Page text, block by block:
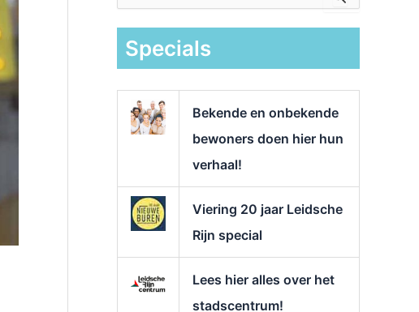
k
Specials
Bekende en onbekende
bewoners doen hier hun
verhaal!
Viering 20 jaar Leidsche
Rijn special
Lees hier alles over het
stadscentrum!